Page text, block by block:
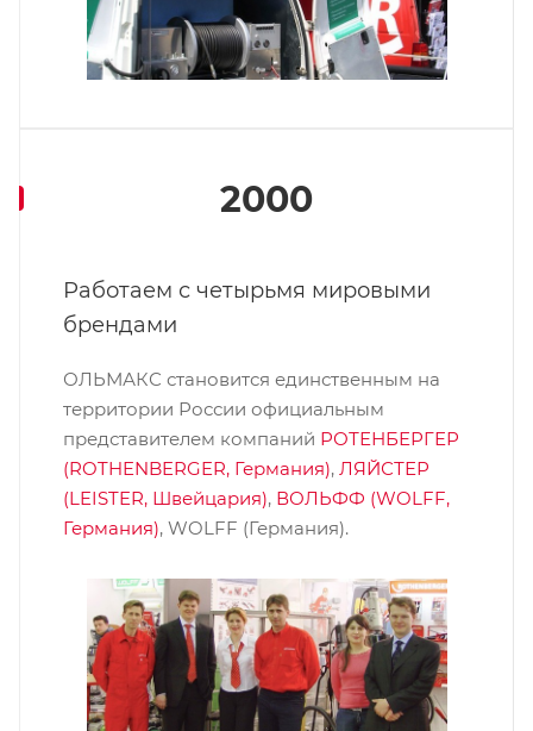
2000
Работаем с четырьмя мировыми
брендами
ОЛЬМАКС становится единственным на
территории России официальным
представителем компаний РОТЕНБЕРГЕР
(ROTHENBERGER, Германия), ЛЯЙСТЕР
(LEISTER, Швейцария), ВОЛЬФФ (WOLFF,
Германия), WOLFF (Германия).